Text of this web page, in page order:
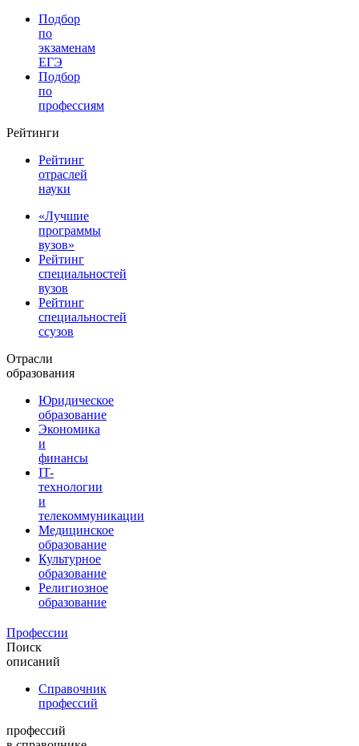
Подбор
по
экзаменам
ЕГЭ
Подбор
по
профессиям
Рейтинги
Рейтинг
отраслей
науки
«Лучшие
программы
вузов»
Рейтинг
специальностей
вузов
Рейтинг
специальностей
ссузов
Отрасли
образования
Юридическое
образование
Экономика
и
финансы
IT-
технологии
и
телекоммуникации
Медицинское
образование
Культурное
образование
Религиозное
образование
Профессии
Поиск
описаний
Справочник
профессий
профессий